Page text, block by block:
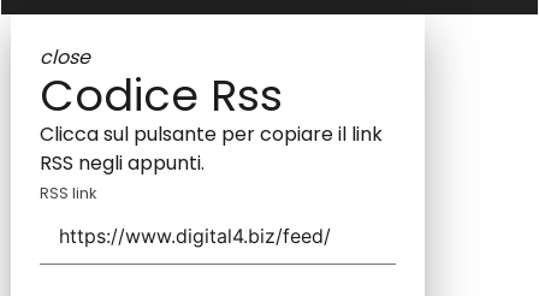
close
Codice Rss
Clicca sul pulsante per copiare il link
RSS negli appunti.
RSS link